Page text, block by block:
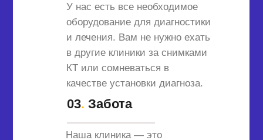
У нас есть все необходимое
оборудование для диагностики
и лечения. Вам не нужно ехать
в другие клиники за снимками
КТ или сомневаться в
качестве установки диагноза.
Наша клиника — это
03. Забота